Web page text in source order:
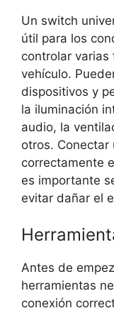
Un switch
útil para los
controlar varias
vehículo.
dispositivos y
la iluminación
audio, la
otros.
correctamente
es importante
evitar dañar el
Antes de
herramientas
conexión